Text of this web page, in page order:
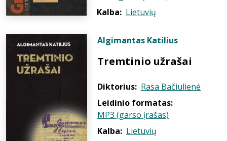
Kalba: Lietuvių
Algimantas Katilius
Tremtinio užrašai
Diktorius: Rasa Bačiulienė
Leidinio formatas:
MP3 (garso įrašas)
Kalba: Lietuvių